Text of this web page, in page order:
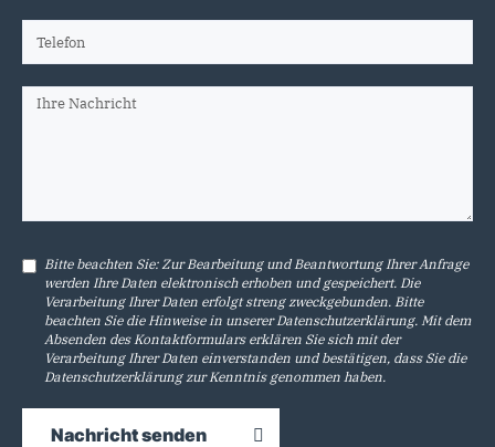
Bitte beachten Sie: Zur Bearbeitung und Beantwortung Ihrer Anfrage
werden Ihre Daten elektronisch erhoben und gespeichert. Die
Verarbeitung Ihrer Daten erfolgt streng zweckgebunden. Bitte
beachten Sie die Hinweise in unsererDatenschutzerklärung. Mit dem
Absenden des Kontaktformulars erklären Sie sich mit der
Verarbeitung Ihrer Daten einverstanden und bestätigen, dass Sie die
Datenschutzerklärungzur Kenntnis genommen haben.
Nachricht senden